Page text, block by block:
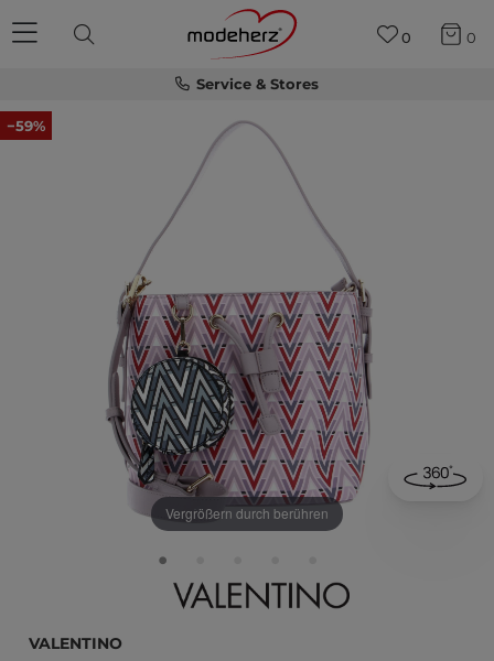
Service & Stores
0 0
−59%
Vergrößern durch berühren
VALENTINO